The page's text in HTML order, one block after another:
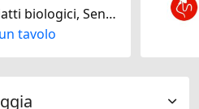
Svizzera, Piatti biologici, Senza glutine, Senza lattosio, Italiana, Mediterranea
tavolo